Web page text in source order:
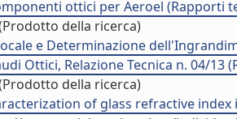
ottici per Aeroel (Rapporti
della ricerca)
e Determinazione
Ottici, Relazione Tecnica n. 04/
della ricerca)
of glass refractive